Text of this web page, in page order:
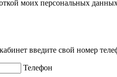
моих персональных
введите свой номер
Телефон